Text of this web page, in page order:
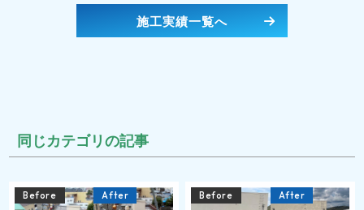
施工実績一覧へ
同じカテゴリの記事
Before After Before After